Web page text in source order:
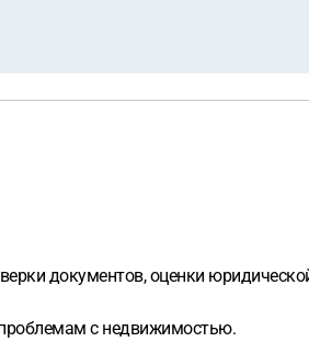
документов, оценки
с недвижимостью.